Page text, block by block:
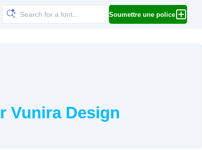
Soumettre une police
Vunira Design